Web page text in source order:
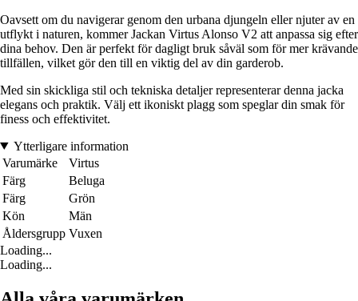
Oavsett om du navigerar genom den urbana djungeln eller njuter av en
utflykt i naturen, kommer Jackan Virtus Alonso V2 att anpassa sig efter
dina behov. Den är perfekt för dagligt bruk såväl som för mer krävande
tillfällen, vilket gör den till en viktig del av din garderob.
Med sin skickliga stil och tekniska detaljer representerar denna jacka
elegans och praktik. Välj ett ikoniskt plagg som speglar din smak för
finess och effektivitet.
Ytterligare information
Varumärke
Virtus
Färg
Beluga
Färg
Grön
Kön
Män
Åldersgrupp Vuxen
Loading...
Loading...